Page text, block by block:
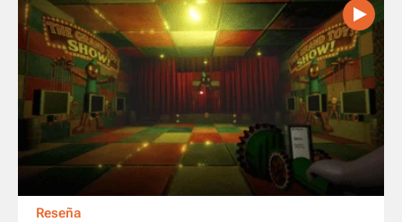
Reseña